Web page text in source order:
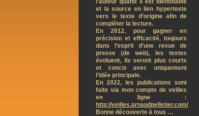
l’auteur quand il est identifiable
et la source en lien hypertexte
vers le texte d’origine afin de
compléter la lecture.
En 2012, pour gagner en
précision et efficacité, toujours
dans l’esprit d’une revue de
presse (de web), les textes
évoluent, ils seront plus courts
et concis avec uniquement
l’idée principale.
En 2022, les publications sont
faite via mon compte de veilles
en ligne :
http://veilles.arnaudpelletier.com/
Bonne découverte à tous …